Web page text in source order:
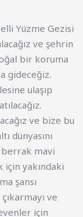
Yüzme Gezisi
ve şehrin
bir koruma
gideceğiz.
ulaşıp
.
ve bize bu
dünyasını
berrak mavi
için yakındaki
şansı
çıkarmayı ve
için